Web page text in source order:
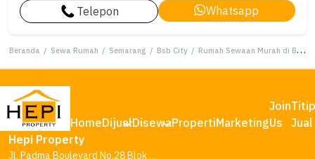
Telepon Whatsapp
Beranda / Sewa Rumah / Semarang / Bsb City / Rumah Sewaan Murah di BSB City, Semarang, 2 KT, Harga 250 Juta /tahun
HomeDijualDisewaPropertiMarketing
Join
Us
Jual
Hepi Property
Jl. Padma Boulevard No.28 Blok AA1, Tambakharjo, Kec. Semarang Barat, Kota Semarang, Jawa Tengah 50145